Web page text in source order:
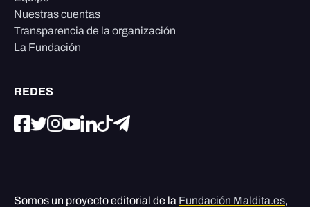
Nuestras cuentas
Transparencia de la organización
La Fundación
REDES
Somos un proyecto editorial de la Fundación Maldita.es,